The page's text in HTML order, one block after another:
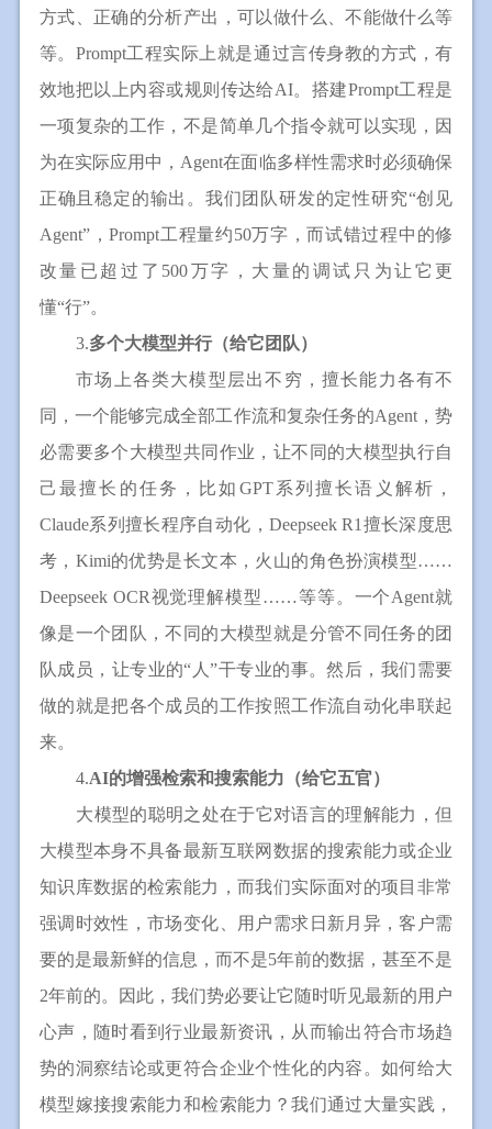
方式、正确的分析产出，可以做什么、不能做什么等
等。Prompt工程实际上就是通过言传身教的方式，有
效地把以上内容或规则传达给AI。搭建Prompt工程是
一项复杂的工作，不是简单几个指令就可以实现，因
为在实际应用中，Agent在面临多样性需求时必须确保
正确且稳定的输出。我们团队研发的定性研究“创见
Agent”，Prompt工程量约50万字，而试错过程中的修
改量已超过了500万字，大量的调试只为让它更
懂“行”。
3.多个大模型并行（给它团队）
市场上各类大模型层出不穷，擅长能力各有不
同，一个能够完成全部工作流和复杂任务的Agent，势
必需要多个大模型共同作业，让不同的大模型执行自
己最擅长的任务，比如GPT系列擅长语义解析，
Claude系列擅长程序自动化，Deepseek R1擅长深度思
考，Kimi的优势是长文本，火山的角色扮演模型……
Deepseek OCR视觉理解模型……等等。一个Agent就
像是一个团队，不同的大模型就是分管不同任务的团
队成员，让专业的“人”干专业的事。然后，我们需要
做的就是把各个成员的工作按照工作流自动化串联起
来。
4.AI的增强检索和搜索能力（给它五官）
大模型的聪明之处在于它对语言的理解能力，但
大模型本身不具备最新互联网数据的搜索能力或企业
知识库数据的检索能力，而我们实际面对的项目非常
强调时效性，市场变化、用户需求日新月异，客户需
要的是最新鲜的信息，而不是5年前的数据，甚至不是
2年前的。因此，我们势必要让它随时听见最新的用户
心声，随时看到行业最新资讯，从而输出符合市场趋
势的洞察结论或更符合企业个性化的内容。如何给大
模型嫁接搜索能力和检索能力？我们通过大量实践，